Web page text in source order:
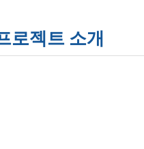
로젝트 소개